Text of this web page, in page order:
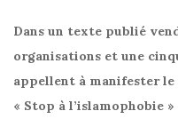
Dans un texte publié
organisations et une
appellent à manifester
« Stop à l’islamophobie